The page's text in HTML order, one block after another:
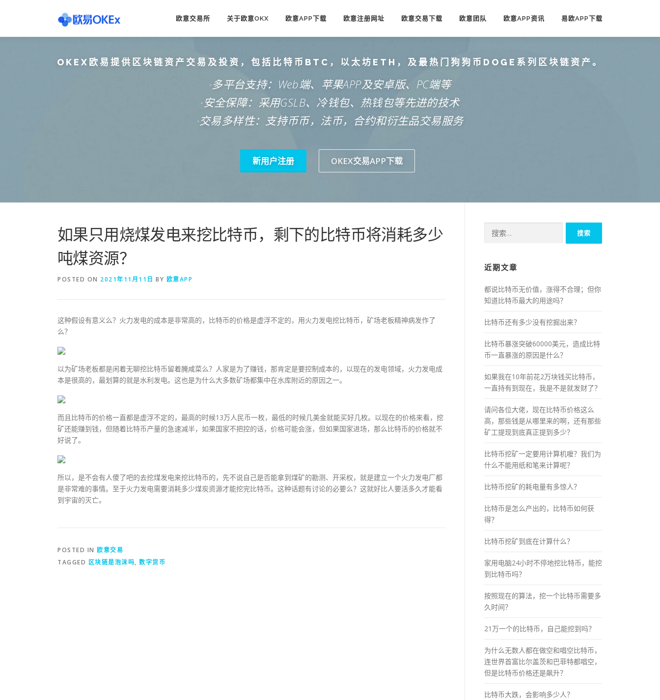
欧意交易所 关于欧意OKX 欧意APP下载 欧意注册网址 欧意交易下载 欧意团队 欧意APP资讯 易欧APP下载
OKEX欧易提供区块链资产交易及投资，包括比特币BTC，以太坊ETH，及最热门狗狗币DOGE系列区块链资产。
·多平台支持：Web端、苹果APP及安卓版、PC端等
·安全保障：采用GSLB、冷钱包、热钱包等先进的技术
·交易多样性：支持币币，法币，合约和衍生品交易服务
新用户注册 OKEX交易APP下载
如果只用烧煤发电来挖比特币，剩下的比特币将消耗多少
吨煤资源？
POSTED ON 2021年11月11日 BY 欧意APP
这种假设有意义么？火力发电的成本是非常高的，比特币的价格是虚浮不定的，用火力发电挖比特币，矿场老板精神病发作了
么？
以为矿场老板都是闲着无聊挖比特币留着腌咸菜么？人家是为了赚钱，那肯定是要控制成本的，以现在的发电领域，火力发电成
本是很高的，最划算的就是水利发电。这也是为什么大多数矿场都集中在水库附近的原因之一。
而且比特币的价格一直都是虚浮不定的，最高的时候13万人民币一枚，最低的时候几美金就能买好几枚。以现在的价格来看，挖
矿还能赚到钱，但随着比特币产量的急速减半，如果国家不把控的话，价格可能会涨，但如果国家进场，那么比特币的价格就不
好说了。
所以，是不会有人傻了吧的去挖煤发电来挖比特币的，先不说自己是否能拿到煤矿的勘测、开采权，就是建立一个火力发电厂都
是非常难的事情。至于火力发电需要消耗多少煤炭资源才能挖完比特币。这种话题有讨论的必要么？这就好比人要活多久才能看
到宇宙的灭亡。
POSTED IN 欧意交易
TAGGED 区块链是泡沫吗, 数字货币
索：
近期文章
都说比特币无价值，涨得不合理；但你
知道比特币最大的用途吗？
比特币还有多少没有挖掘出来？
比特币暴涨突破60000美元，造成比特
币一直暴涨的原因是什么？
如果我在10年前花2万块钱买比特币，
一直持有到现在，我是不是就发财了？
请问各位大佬，现在比特币价格这么
高，那些钱是从哪里来的啊，还有那些
矿工提现到底真正提到多少？
比特币挖矿一定要用计算机嚒？我们为
什么不能用纸和笔来计算呢？
比特币挖矿的耗电量有多惊人？
比特币是怎么产出的，比特币如何获
得？
比特币挖矿到底在计算什么？
家用电脑24小时不停地挖比特币，能挖
到比特币吗？
按照现在的算法，挖一个比特币需要多
久时间？
21万一个的比特币，自己能挖到吗？
为什么无数人都在做空和唱空比特币，
连世界首富比尔盖茨和巴菲特都唱空，
但是比特币价格还是飙升？
比特币大跌，会影响多少人？